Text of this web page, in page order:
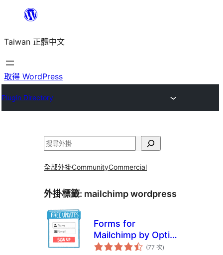
主
要
內
Taiwan 正體中文
取得 WordPress
Plugin Directory
搜
全部外掛CommunityCommercial
外掛標籤: mailchimp wordpress
Forms for
Mailchimp by Optin
Cat – Grow Your
(77 次評
分)